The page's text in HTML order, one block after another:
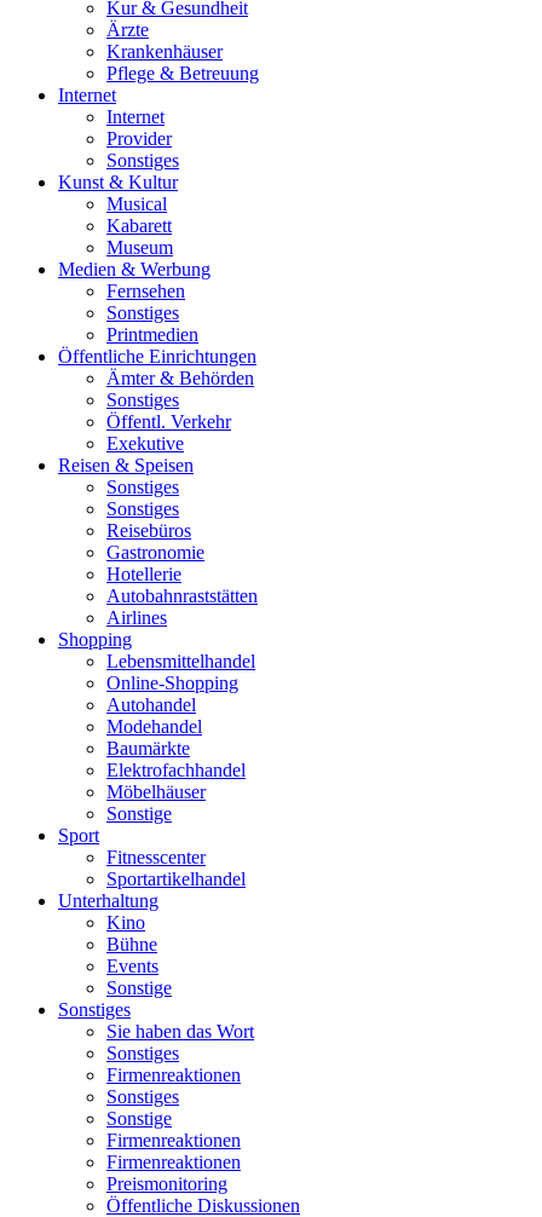
Kur & Gesundheit
Ärzte
Krankenhäuser
Pflege & Betreuung
Internet
Internet
Provider
Sonstiges
Kunst & Kultur
Musical
Kabarett
Museum
Medien & Werbung
Fernsehen
Sonstiges
Printmedien
Öffentliche Einrichtungen
Ämter & Behörden
Sonstiges
Öffentl. Verkehr
Exekutive
Reisen & Speisen
Sonstiges
Sonstiges
Reisebüros
Gastronomie
Hotellerie
Autobahnraststätten
Airlines
Shopping
Lebensmittelhandel
Online-Shopping
Autohandel
Modehandel
Baumärkte
Elektrofachhandel
Möbelhäuser
Sonstige
Sport
Fitnesscenter
Sportartikelhandel
Unterhaltung
Kino
Bühne
Events
Sonstige
Sonstiges
Sie haben das Wort
Sonstiges
Firmenreaktionen
Sonstiges
Sonstige
Firmenreaktionen
Firmenreaktionen
Preismonitoring
Öffentliche Diskussionen